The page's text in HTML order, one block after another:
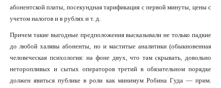
абонентской платы, посекундная тарификация с первой минуты, цены с
учетом налогов и в рублях и т. д.
Причем такие выгодные предположения высказывали не только падкие
до любой халявы абоненты, но и маститые аналитики (обыкновенная
человеческая психология: на фоне двух, что там скрывать, довольно
неторопливых и сытых операторов третий в обязательном порядке
должен явиться публике в роли как минимум Робина Гуда — прим.